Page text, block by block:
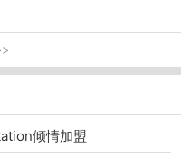
倾情加盟